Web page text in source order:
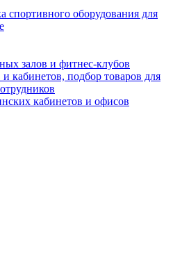
спортивного оборудования для
залов и фитнес-клубов
кабинетов, подбор товаров для
кабинетов и офисов